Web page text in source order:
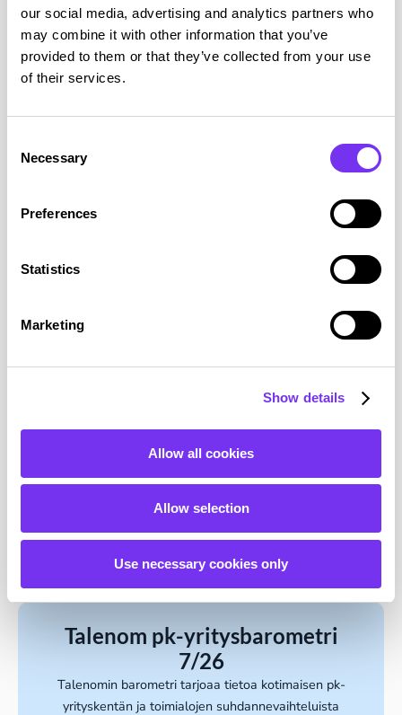
our social media, advertising and analytics partners who
may combine it with other information that you’ve
provided to them or that they’ve collected from your use
of their services.
Selection
Necessary
Preferences
Statistics
Marketing
Show details
Allow all cookies
Allow selection
Use necessary cookies only
Lue myös nämä
Ravintolan kassavirran hallinta –
näin varmistat kannattavuuden
Ravintolan kassavirran hallinta on yksi liiketoiminnan
budjetointi – kohti
ennakoivampaa talouden
johtamista
Rahoituksen epävarmuus ja kasvavat investointitarpeet
Lue julkaisu
Talenom pk-yritysbarometri
7/26
Talenomin barometri tarjoaa tietoa kotimaisen pk-
yrityskentän ja toimialojen suhdannevaihteluista